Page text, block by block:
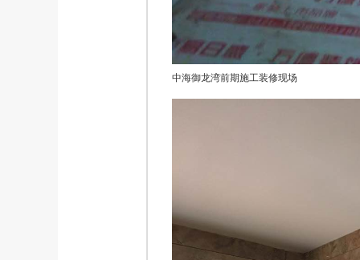
中海御龙湾前期施工装修现场